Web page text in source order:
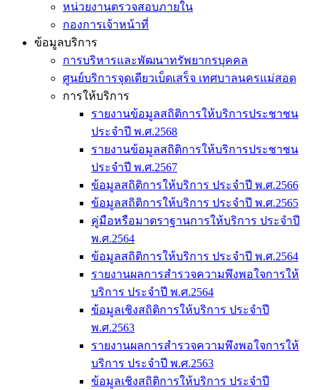
หน่วยงานตรวจสอบภายใน
กองการเจ้าหน้าที่
ข้อมูลบริการ
การบริหารและพัฒนาทรัพยากรบุคคล
ศูนย์บริการจุดเดียวเบ็ดเสร็จ เทศบาลนครแม่สอด
การให้บริการ
รายงานข้อมูลสถิติการให้บริการประชาชน
ประจำปี พ.ศ.2568
รายงานข้อมูลสถิติการให้บริการประชาชน
ประจำปี พ.ศ.2567
ข้อมูลสถิติการให้บริการ ประจำปี พ.ศ.2566
ข้อมูลสถิติการให้บริการ ประจำปี พ.ศ.2565
คู่มือหรือมาตราฐานการให้บริการ ประจำปี
พ.ศ.2564
ข้อมูลสถิติการให้บริการ ประจำปี พ.ศ.2564
รายงานผลการสำรวจความพึงพอใจการให้
บริการ ประจำปี พ.ศ.2564
ข้อมูลเชิงสถิติการให้บริการ ประจำปี
พ.ศ.2563
รายงานผลการสำรวจความพึงพอใจการให้
บริการ ประจำปี พ.ศ.2563
ข้อมูลเชิงสถิติการให้บริการ ประจำปี